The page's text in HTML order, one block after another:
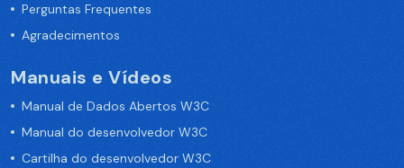
Perguntas Frequentes
Agradecimentos
Manuais e Vídeos
Manual de Dados Abertos W3C
Manual do desenvolvedor W3C
Cartilha do desenvolvedor W3C